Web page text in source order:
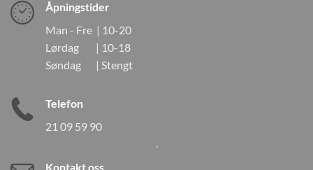
Åpningstider
Man - Fre | 10-20
Lørdag | 10-18
Søndag | Stengt
Telefon
21 09 59 90
Kontakt oss